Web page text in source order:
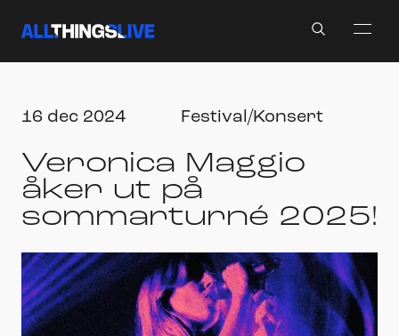
16 dec 2024 Festival/Konsert
Veronica Maggio
åker ut på
sommarturné 2025!